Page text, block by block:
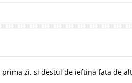
zi. si destul de ieftina fata de